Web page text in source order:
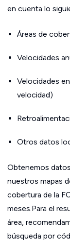
en cuenta lo
Áreas de
Velocidades
Velocidades
velocidad)
Otros datos
Obtenemos
nuestros mapas
cobertura de la
meses.Para el
área,
búsqueda por